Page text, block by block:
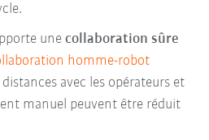
unecollaboration sûre
homme-robot
distances avec les opérateurs et
manuel peuvent être réduit